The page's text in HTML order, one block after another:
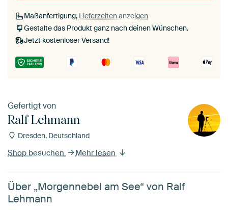
Ohne Passepartout
Maßanfertigung, Lieferzeiten anzeigen
Gestalte das Produkt ganz nach deinen Wünschen.
Jetzt kostenloser Versand!
Gefertigt von
Ralf Lehmann
Dresden, Deutschland
Shop besuchen Mehr lesen
Über „Morgennebel am See“ von Ralf
Lehmann